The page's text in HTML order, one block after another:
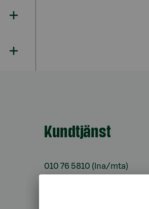
Kundtjänst
010 76 5810 (lna/mta)